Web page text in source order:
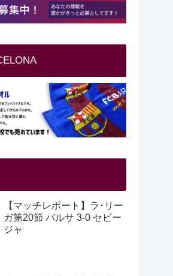
【マッチレポート】ラ･リー
ガ第20節 バルサ 3-0 セビー
ジャ